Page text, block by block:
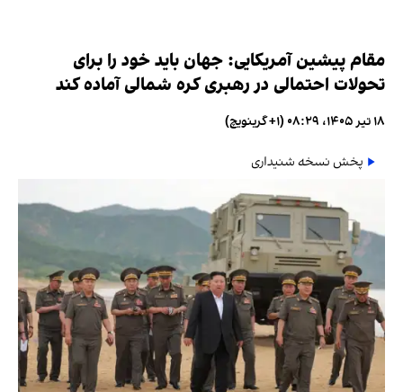
مقام پیشین آمریکایی: جهان باید خود را برای
تحولات احتمالی در رهبری کره شمالی آماده کند
۱۸ تیر ۱۴۰۵، ۰۸:۲۹ (‎+۱ گرینویچ)
پخش نسخه شنیداری